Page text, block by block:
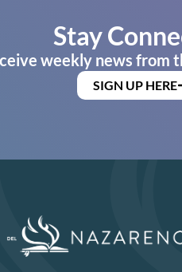
Stay
weekly news from
SIGN UP HERE